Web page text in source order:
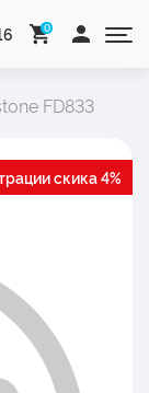
0
FD833
скика 4%